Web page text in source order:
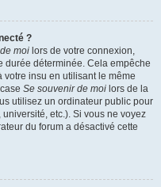
?
moi lors de votre connexion,
durée déterminée. Cela empêche
votre insu en utilisant le même
Se souvenir de moi lors de la
utilisez un ordinateur public pour
etc.). Si vous ne voyez
du forum a désactivé cette